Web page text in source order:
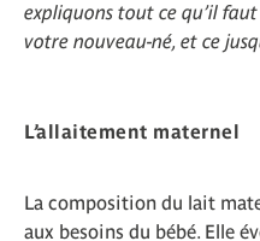
expliquons tout ce qu’il
votre nouveau-né, et ce
L’allaitement maternel
La composition du lait
aux besoins du bébé. Elle